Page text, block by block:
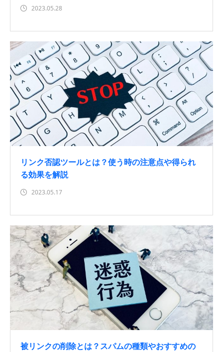
2023.05.28
リンク否認ツールとは？使う時の注意点や得られ
る効果を解説
2023.05.17
被リンクの削除とは？スパムの種類やおすすめの